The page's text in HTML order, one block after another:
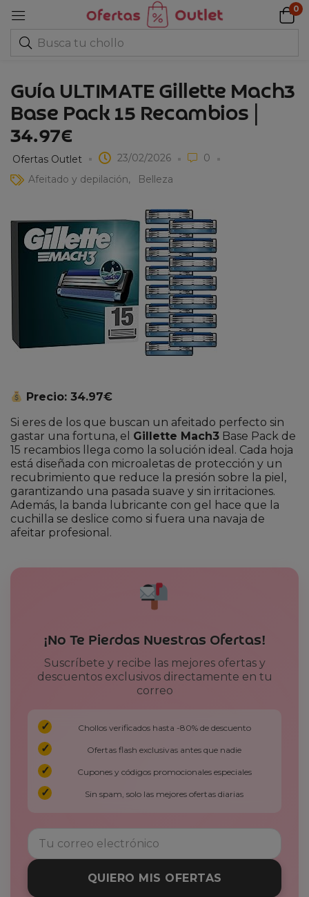
0
Guía ULTIMATE Gillette Mach3
Base Pack 15 Recambios |
34.97€
Ofertas Outlet 23/02/2026
0
Afeitado y depilación
Belleza
Precio: 34.97€
Si eres de los que buscan un afeitado perfecto sin
gastar una fortuna, el Gillette Mach3 Base Pack de
15 recambios llega como la solución ideal. Cada hoja
está diseñada con microaletas de protección y un
recubrimiento que reduce la presión sobre la piel,
garantizando una pasada suave y sin irritaciones.
Además, la banda lubricante con gel hace que la
cuchilla se deslice como si fuera una navaja de
afeitar profesional.
¡No Te Pierdas Nuestras Ofertas!
Suscríbete y recibe las mejores ofertas y
descuentos exclusivos directamente en tu
correo
Chollos verificados hasta -80% de descuento
Ofertas flash exclusivas antes que nadie
Cupones y códigos promocionales especiales
Sin spam, solo las mejores ofertas diarias
QUIERO MIS OFERTAS